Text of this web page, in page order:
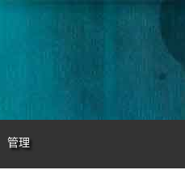
管理